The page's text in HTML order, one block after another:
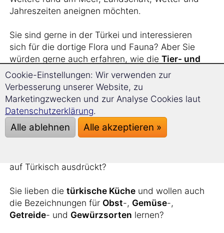
Jahreszeiten aneignen möchten.
Sie sind gerne in der Türkei und interessieren
sich für die dortige Flora und Fauna? Aber Sie
würden gerne auch erfahren, wie die Tier- und
Pflanzenartenauf Türkisch heißen?
Sie sehen sich gernNaturfilme im Original an
und benötigen hierfür einen größeren
Wortschatz?
auf Türkisch ausdrückt?
Sie lieben die türkische Küche und wollen auch
die Bezeichnungen für Obst-, Gemüse-,
Getreide- und Gewürzsorten lernen?
Cookie-Einstellungen: Wir verwenden zur
Verbesserung unserer Website, zu
Marketingzwecken und zur Analyse Cookies laut
Datenschutzerklärung.
Alle ablehnen Alle akzeptieren »